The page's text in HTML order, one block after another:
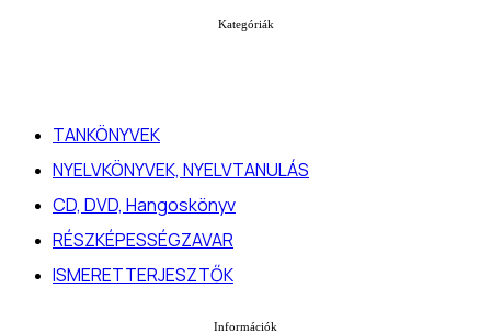
Kategóriák
TANKÖNYVEK
NYELVKÖNYVEK, NYELVTANULÁS
CD, DVD, Hangoskönyv
RÉSZKÉPESSÉGZAVAR
ISMERETTERJESZTŐK
Információk